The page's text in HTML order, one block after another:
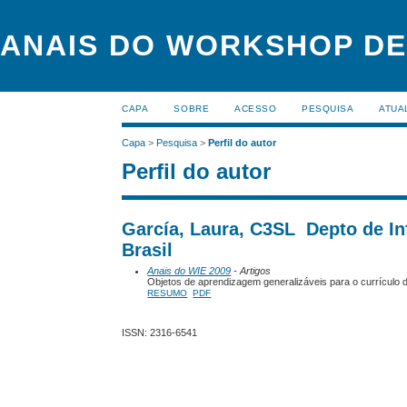
ANAIS DO WORKSHOP
CAPA SOBRE ACESSO PESQUISA
Capa >Pesquisa >Perfil do autor
Perfil do autor
García, Laura, C3SL ­ Depto de
Brasil
Anais do WIE 2009 - Artigos
Objetos de aprendizagem generalizáveis para o currículo
RESUMO PDF
ISSN: 2316-6541